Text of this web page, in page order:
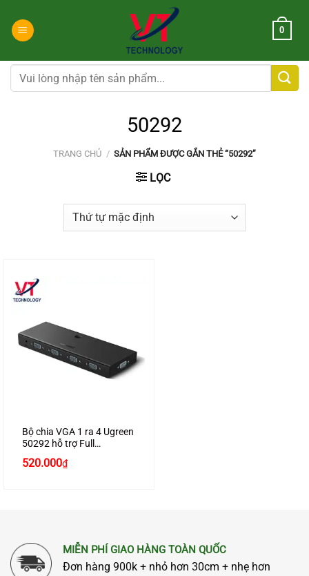
đến
dung
0
Tìm
kiếm:
50292
TRANG CHỦ / SẢN PHẨM ĐƯỢC GẮN THẺ “50292”
LỌC
Bộ chia VGA 1 ra 4 Ugreen
50292 hỗ trợ Full
520.000₫
MIỄN PHÍ GIAO HÀNG TOÀN QUỐC
Đơn hàng 900k + nhỏ hơn 30cm + nhẹ hơn